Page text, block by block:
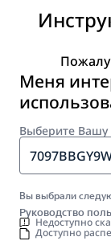
Меня
Выберите
Вы выбрали
Руководство
Недоступно
Доступно